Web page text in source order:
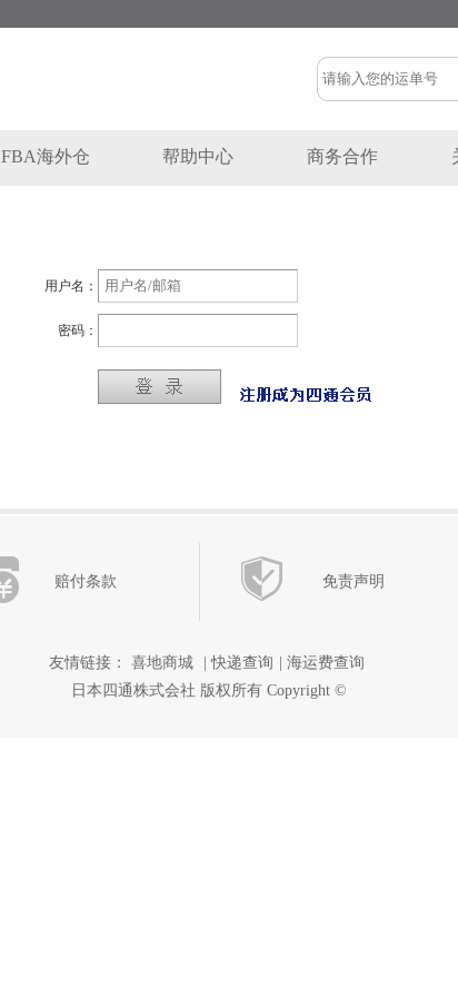
FBA海外仓 帮助中心 商务合作
用户名：
密码：
赔付条款 免责声明
友情链接： 喜地商城 |快递查询
海运费查询
日本四通株式会社 版权所有 Copyright ©